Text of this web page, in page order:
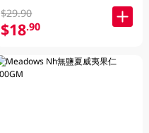
$29.90
$18.90